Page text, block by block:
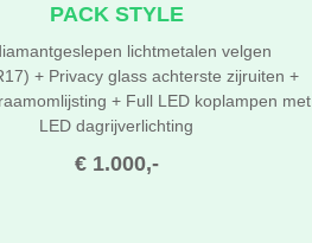
€ 1.000,-
PACK STYLE
lichtmetalen velgen
+ Privacy glass achterste zijruiten +
+ Full LED koplampen met
LED dagrijverlichting